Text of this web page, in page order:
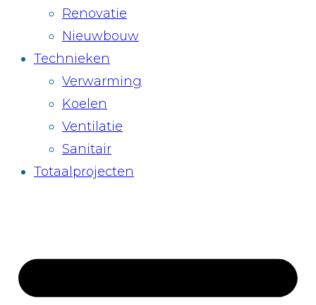
Renovatie
Nieuwbouw
Technieken
Verwarming
Koelen
Ventilatie
Sanitair
Totaalprojecten